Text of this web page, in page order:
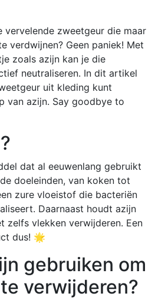
vervelende zweetgeur die maar
verdwijnen? Geen paniek! Met
zoals azijn kan je die
neutraliseren. In dit artikel
uit kleding kunt
van azijn. Say goodbye to
dat al eeuwenlang gebruikt
doeleinden, van koken tot
zure vloeistof die bacteriën
Daarnaast houdt azijn
zelfs vlekken verwijderen. Een
dus! 🌟
gebruiken om
verwijderen?